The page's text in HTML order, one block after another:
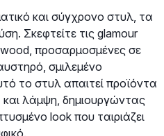
και σύγχρονο στυλ, τα
Σκεφτείτε τις glamour
προσαρμοσμένες σε
σμιλεμένο
το στυλ απαιτεί προϊόντα
λάμψη, δημιουργώντας
look που ταιριάζει